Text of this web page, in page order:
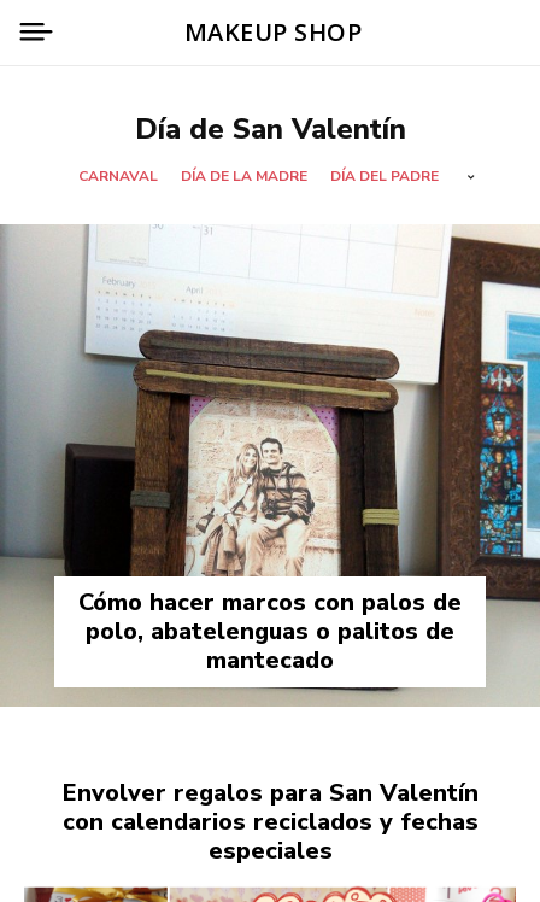
MAKEUP SHOP
Día de San Valentín
CARNAVAL DÍA DE LA MADRE DÍA DEL PADRE
Cómo hacer marcos con palos de
polo, abatelenguas o palitos de
mantecado
Envolver regalos para San Valentín
con calendarios reciclados y fechas
especiales